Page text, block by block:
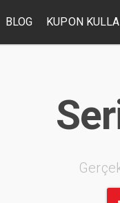
BLOG KUPON